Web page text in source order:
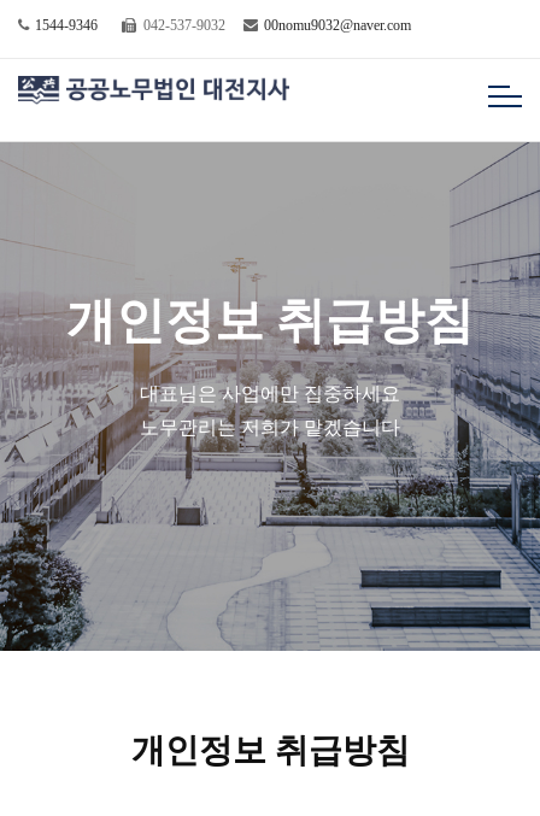
1544-9346 042-537-9032 00nomu9032@naver.com
개인정보 취급방침
대표님은 사업에만 집중하세요
노무관리는 저희가 맡겠습니다
개인정보 취급방침